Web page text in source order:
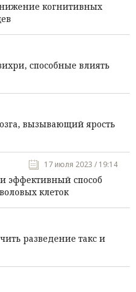
когнитивных
способные влиять
вызывающий ярость
17 июля 2023 / 19:14
эффективный способ
клеток
разведение такс и